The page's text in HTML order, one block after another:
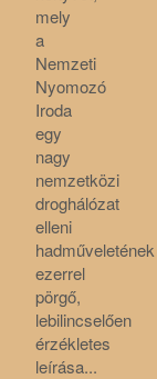
mely
a
Nemzeti
Nyomozó
Iroda
egy
nagy
nemzetközi
droghálózat
elleni
hadműveletének
ezerrel
pörgő,
lebilincselően
érzékletes
leírása...